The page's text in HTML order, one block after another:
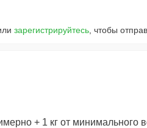
зарегистрируйтесь , чтобы
+ 1 кг от минимального